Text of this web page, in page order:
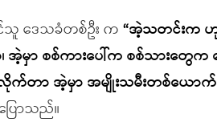
ဒေသခံတစ်ဦး က “အဲ့သတင်းက
ာ စစ်ကားပေါ်က စစ်သားတွေက
တာ အဲ့မှာ အမျိုးသမီးတစ်ယော
ောသည်။